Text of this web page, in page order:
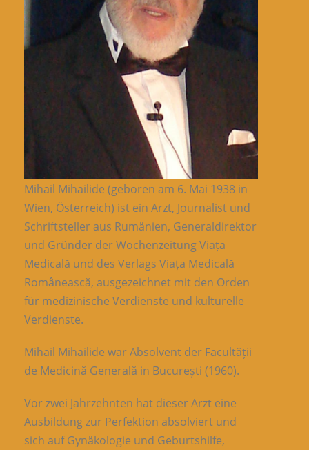
Mihail Mihailide (geboren am 6. Mai 1938 in
Wien, Österreich) ist ein Arzt, Journalist und
Schriftsteller aus Rumänien, Generaldirektor
und Gründer der Wochenzeitung Viața
Medicală und des Verlags Viața Medicală
Românească, ausgezeichnet mit den Orden
für medizinische Verdienste und kulturelle
Verdienste.
Mihail Mihailide war Absolvent der Facultății
de Medicină Generală in București (1960).
Vor zwei Jahrzehnten hat dieser Arzt eine
Ausbildung zur Perfektion absolviert und
sich auf Gynäkologie und Geburtshilfe,